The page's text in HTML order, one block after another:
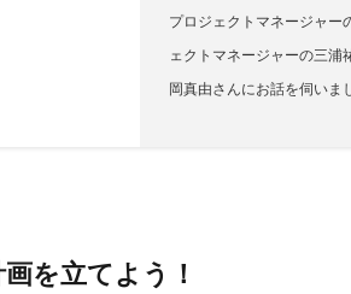
プロジェクトマネージャー
ェクトマネージャーの三
岡真由さんにお話を伺いま
を立てよう！